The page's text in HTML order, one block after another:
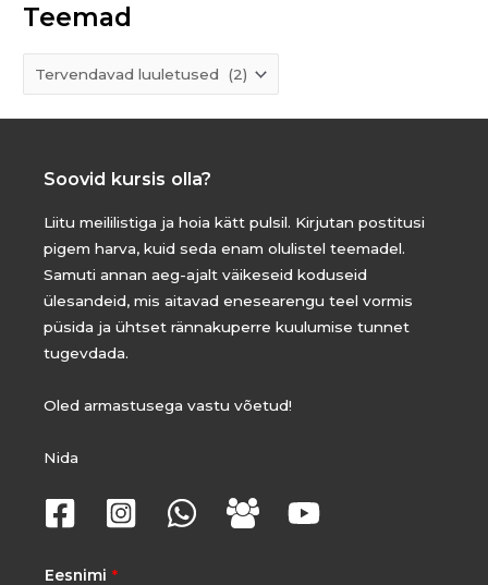
Teemad
Soovid kursis olla?
Liitu meililistiga ja hoia kätt pulsil. Kirjutan postitusi
pigem harva, kuid seda enam olulistel teemadel.
Samuti annan aeg-ajalt väikeseid koduseid
ülesandeid, mis aitavad enesearengu teel vormis
püsida ja ühtset rännakuperre kuulumise tunnet
tugevdada.
Oled armastusega vastu võetud!
Nida
Eesnimi *